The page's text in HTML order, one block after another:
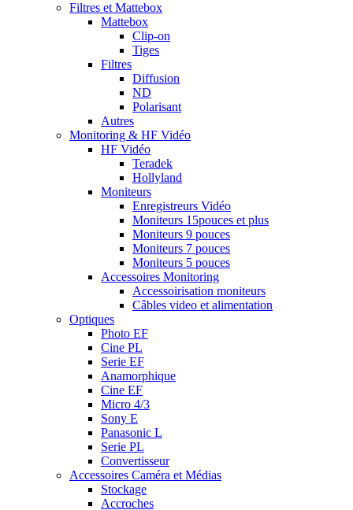
Filtres et Mattebox
Mattebox
Clip-on
Tiges
Filtres
Diffusion
ND
Polarisant
Autres
Monitoring & HF Vidéo
HF Vidéo
Teradek
Hollyland
Moniteurs
Enregistreurs Vidéo
Moniteurs 15pouces et plus
Moniteurs 9 pouces
Moniteurs 7 pouces
Moniteurs 5 pouces
Accessoires Monitoring
Accessoirisation moniteurs
Câbles video et alimentation
Optiques
Photo EF
Cine PL
Serie EF
Anamorphique
Cine EF
Micro 4/3
Sony E
Panasonic L
Serie PL
Convertisseur
Accessoires Caméra et Médias
Stockage
Accroches